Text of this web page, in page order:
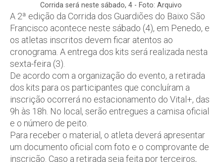
Corrida será neste sábado, 4 - Foto: Arquivo
A 2ª edição da Corrida dos Guardiões do Baixo São
Francisco acontece neste sábado (4), em Penedo, e
os atletas inscritos devem ficar atentos ao
cronograma. A entrega dos kits será realizada nesta
sexta-feira (3).
De acordo com a organização do evento, a retirada
dos kits para os participantes que concluíram a
inscrição ocorrerá no estacionamento do Vital+, das
9h às 18h. No local, serão entregues a camisa oficial
e o número de peito.
Para receber o material, o atleta deverá apresentar
um documento oficial com foto e o comprovante de
inscrição. Caso a retirada seja feita por terceiros,